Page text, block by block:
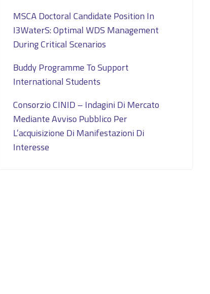
MSCA Doctoral Candidate Position In
I3WaterS: Optimal WDS Management
During Critical Scenarios
Buddy Programme To Support
International Students
Consorzio CINID – Indagini Di Mercato
Mediante Avviso Pubblico Per
L’acquisizione Di Manifestazioni Di
Interesse